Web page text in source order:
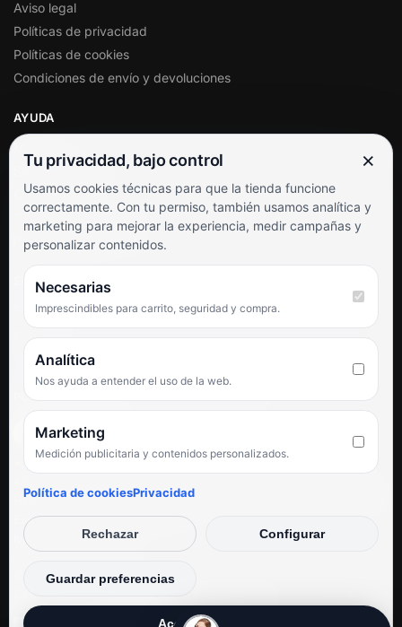
Aviso legal
Políticas de privacidad
Políticas de cookies
Condiciones de envío y devoluciones
AYUDA
Soporte al cliente
Contacto
Términos y condiciones
Preguntas frecuentes
SÍGUENOS
Facebook
TikTok
PUNTUACIÓN DE 4,6 SOBRE 5 EN GOOGLE
★★★★★
Hemos comprado en varias ocasiones y siempre dan respuesta.
Espectacular, servicio de 10.»
Iván Rodríguez Ramos
© Electrodirecto 2026
Tu privacidad, bajo control ×
Usamos cookies técnicas para que la tienda funcione
correctamente. Con tu permiso, también usamos analítica y
marketing para mejorar la experiencia, medir campañas y
personalizar contenidos.
Necesarias
Imprescindibles para carrito, seguridad y compra.
Analítica
Nos ayuda a entender el uso de la web.
Marketing
Medición publicitaria y contenidos personalizados.
Política de cookiesPrivacidad
Rechazar Configurar
Guardar preferencias
Aceptar todas